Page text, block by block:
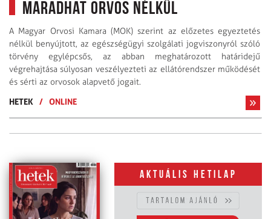
maradhat orvos nélkül
A Magyar Orvosi Kamara (MOK) szerint az előzetes egyeztetés
nélkül benyújtott, az egészségügyi szolgálati jogviszonyról szóló
törvény egylépcsős, az abban meghatározott határidejű
végrehajtása súlyosan veszélyezteti az ellátórendszer működését
és sérti az orvosok alapvető jogait.
HETEK
/ ONLINE
Aktuális hetilap